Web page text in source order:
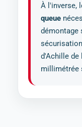
À l'inverse,
queue
démontage
d'Achille de
millimétrée